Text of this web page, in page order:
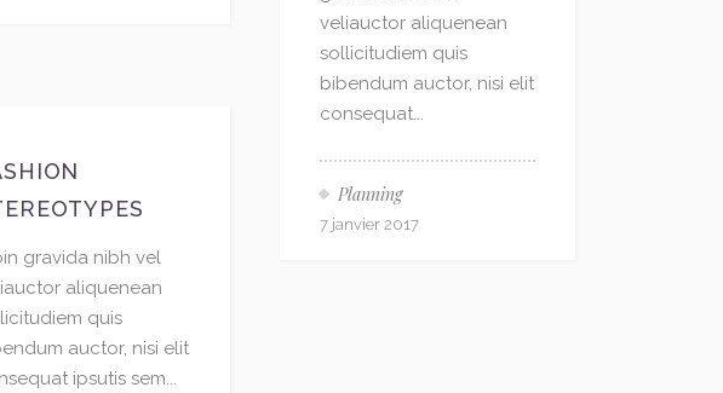
veliauctor aliquenean
sollicitudiem quis
bibendum auctor, nisi elit
consequat...
Planning
7 janvier 2017
gravida nibh vel
aliquenean
quis
auctor, nisi elit
ipsutis sem...